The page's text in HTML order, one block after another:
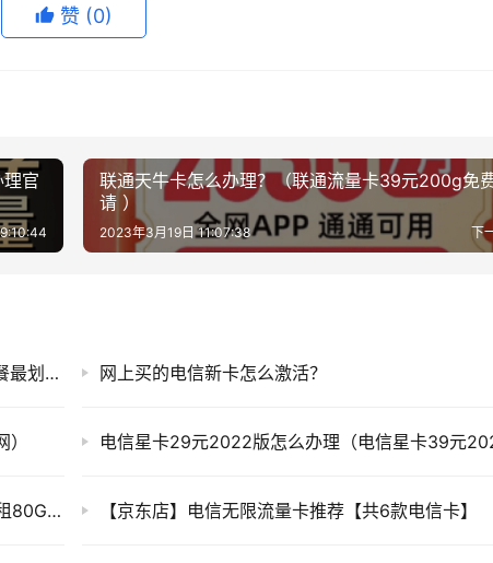
赞 (0)
官
联通天牛卡怎么办理？（联通流量卡39元200g免
请 ）
下
2023年3月19日 11:07:38
电信卡网上申请办理入口（中国电信卡哪个套餐最划算） 网上买的电信新卡怎么激活？
中国电信流量卡19元套餐（电信洋溢卡19元月租80GB流量） 【京东店】电信无限流量卡推荐【共6款电信卡】